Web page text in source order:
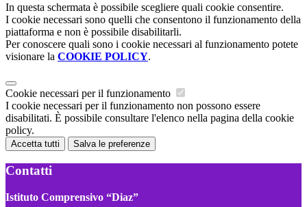
In questa schermata è possibile scegliere quali cookie consentire.
I cookie necessari sono quelli che consentono il funzionamento della
piattaforma e non è possibile disabilitarli.
Per conoscere quali sono i cookie necessari al funzionamento potete
visionare la COOKIE POLICY.
Cookie necessari per il funzionamento
I cookie necessari per il funzionamento non possono essere
disabilitati. È possibile consultare l'elenco nella pagina della cookie
policy.
Accetta tutti Salva le preferenze
Contatti
Istituto Comprensivo “Diaz”